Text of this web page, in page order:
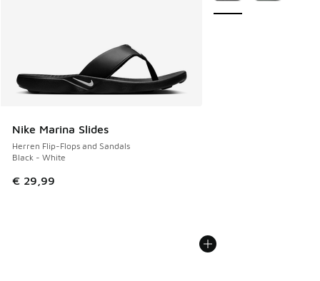
Nike Marina Slides
Herren Flip-Flops and Sandals
Black - White
€ 29,99